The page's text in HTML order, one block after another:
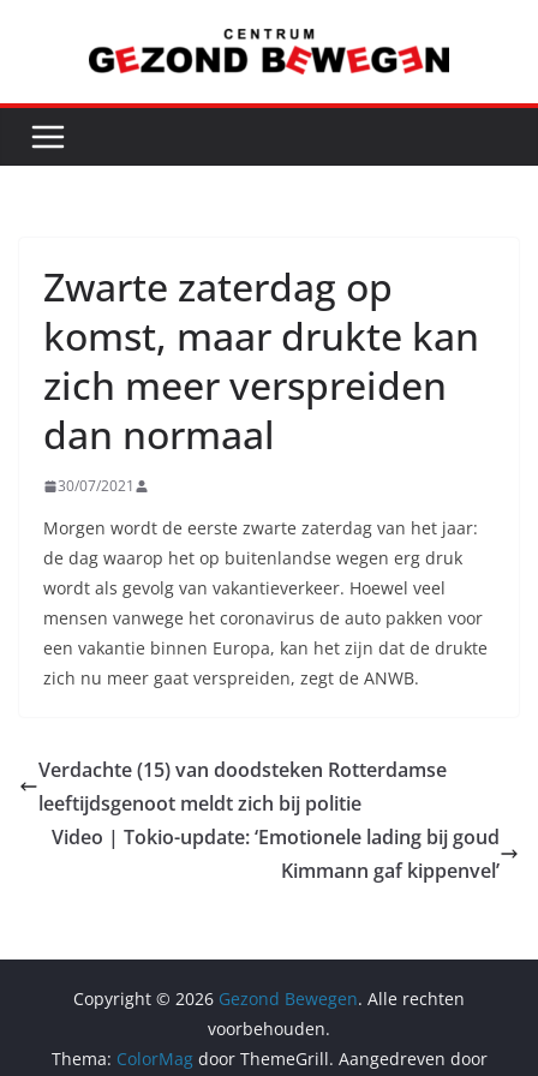
inhoud
Zwarte zaterdag op
komst, maar drukte kan
zich meer verspreiden
dan normaal
30/07/2021
Morgen wordt de eerste zwarte zaterdag van het jaar:
de dag waarop het op buitenlandse wegen erg druk
wordt als gevolg van vakantieverkeer. Hoewel veel
mensen vanwege het coronavirus de auto pakken voor
een vakantie binnen Europa, kan het zijn dat de drukte
zich nu meer gaat verspreiden, zegt de ANWB.
Verdachte (15) van doodsteken Rotterdamse
leeftijdsgenoot meldt zich bij politie
Video | Tokio-update: ‘Emotionele lading bij goud
Kimmann gaf kippenvel’
Copyright © 2026 Gezond Bewegen. Alle rechten
voorbehouden.
Thema: ColorMagdoor ThemeGrill. Aangedreven door